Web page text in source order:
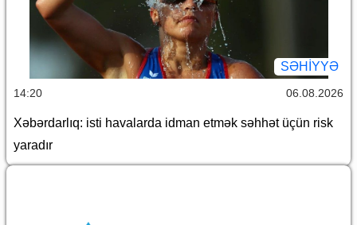
SƏHIYYƏ
14:20 06.08.2026
Xəbərdarlıq: isti havalarda idman etmək səhhət üçün risk
yaradır